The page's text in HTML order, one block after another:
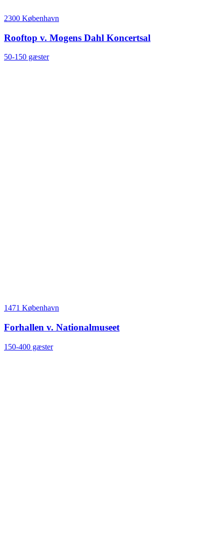
2300 København
Rooftop v. Mogens Dahl Koncertsal
50-150 gæster
1471 København
Forhallen v. Nationalmuseet
150-400 gæster